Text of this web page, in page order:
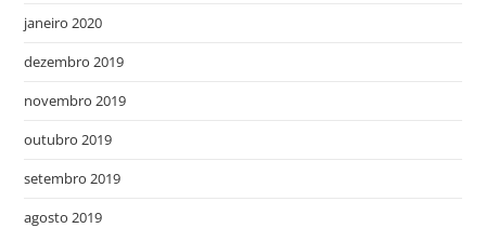
janeiro 2020
dezembro 2019
novembro 2019
outubro 2019
setembro 2019
agosto 2019